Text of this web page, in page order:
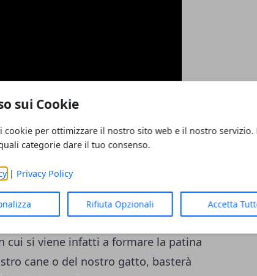
sui Cookie
cookie per ottimizzare il nostro sito web e il nostro servizio.
categorie dare il tuo consenso.
| Privacy Policy
Rifiuta Opzionali Accetta
cani e gatti, infatti,il guanto magico
effetto massaggiante che sarà
animale domestico visto che mentre
potrà essere tolto senza problemi ed
sporcare continuamente la casa.
in 1
cui si viene infatti a formare la patina
cane o del nostro gatto, basterà